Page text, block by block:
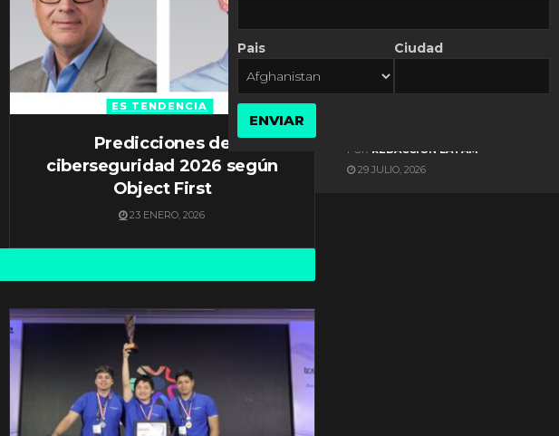
ES TENDENCIA
Predicciones de
ciberseguridad 2026 según
Object First
23 ENERO, 2026
ES NOTICIA
POR REDACCIÓN LATAM
29 JULIO, 2026
Pais Ciudad
ENVIAR